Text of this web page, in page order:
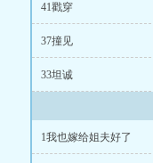
41戳穿
37撞见
33坦诚
1我也嫁给姐夫好了